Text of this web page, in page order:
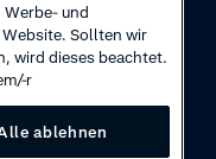
Werbe- und
Sollten wir
wird dieses beachtet.
r
ablehnen